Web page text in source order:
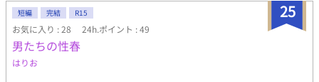
まに溢れ出してしまう。湯の温もりに昂ぶる股間を、誰に見られ
るとも知らずに弄り、無防備な寝顔を晒して微睡む姿。その一挙
手一投足が、隠しカメラによって毛穴の一つひとつまで鮮明に記
録されていく。 ​さらに、その隣りにはもう一人のターゲット、
大学サッカー部のエース・速水周平がいた。一八二センチの逞し
25
短編 完結 R15
お気に入り : 28 24h.ポイント : 49
男たちの性春
はりお